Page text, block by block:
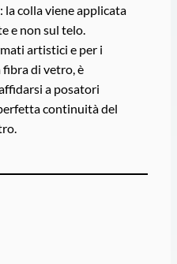
la colla viene applicata
e non sul telo.
artistici e per i
di vetro, è
a posatori
continuità del